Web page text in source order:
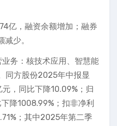
亿，融资余额增加；融券
少。
务：核技术应用、智慧能
同方股份2025年中报显
，同比下降10.09%；归
降1008.99%；扣非净利
；其中2025年第二季